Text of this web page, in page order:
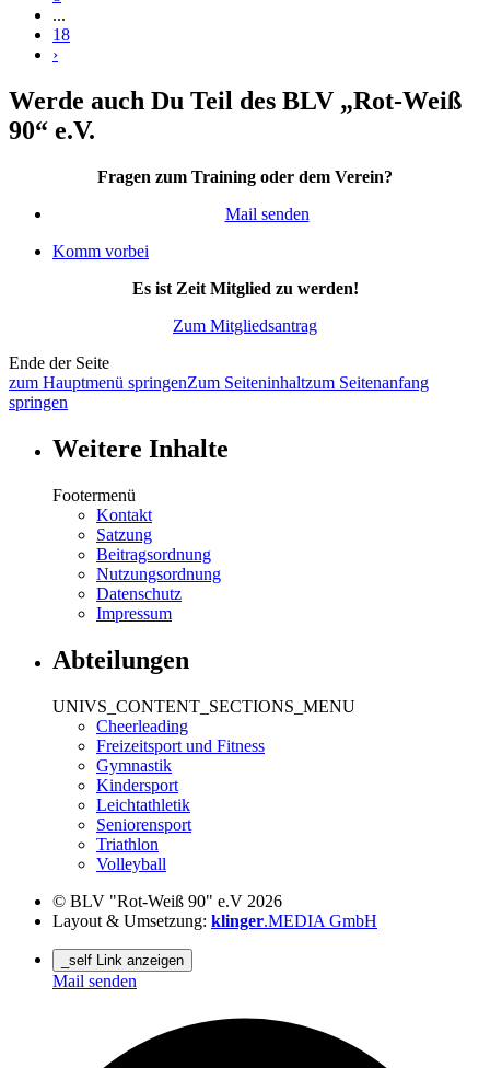
...
18
›
Werde auch Du Teil des BLV „Rot-Weiß
90“ e.V.
Fragen zum Training oder dem Verein?
Mail senden
Komm vorbei
Es ist Zeit Mitglied zu werden!
Zum Mitgliedsantrag
Ende der Seite
zum Hauptmenü springenZum Seiteninhaltzum Seitenanfang
springen
Weitere Inhalte
Footermenü
Kontakt
Satzung
Beitragsordnung
Nutzungsordnung
Datenschutz
Impressum
Abteilungen
UNIVS_CONTENT_SECTIONS_MENU
Cheerleading
Freizeitsport und Fitness
Gymnastik
Kindersport
Leichtathletik
Seniorensport
Triathlon
Volleyball
© BLV "Rot-Weiß 90" e.V 2026
Layout & Umsetzung: klinger.MEDIA GmbH
_self Link anzeigen
Mail senden